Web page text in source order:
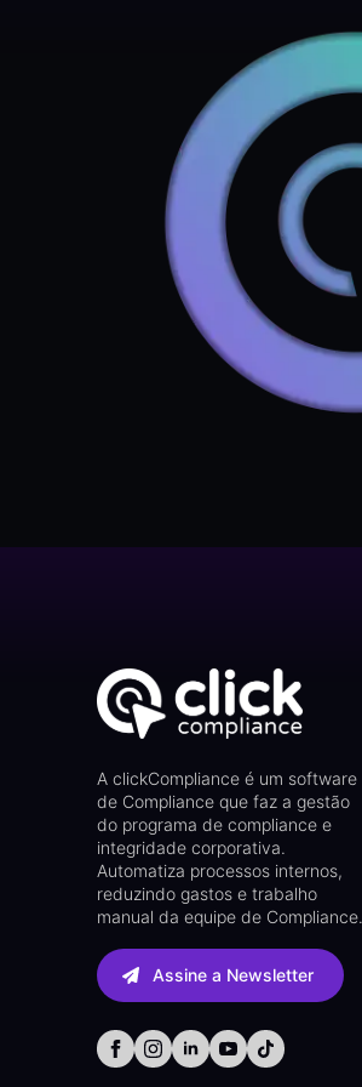
A clickCompliance é um software
de Compliance que faz a gestão
do programa de compliance e
integridade corporativa.
Automatiza processos internos,
reduzindo gastos e trabalho
manual da equipe de Compliance.
Assine a Newsletter